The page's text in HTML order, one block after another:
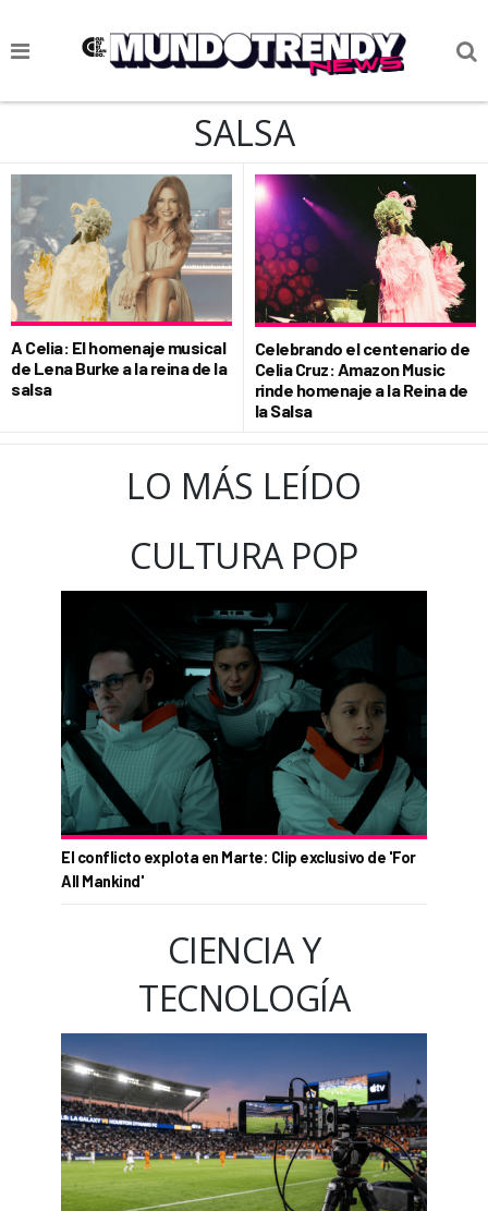
NOTICIAS
CIENCIA Y TECNOLOGÍA
VIDA
SOCIEDAD
CULTURIZANDO.COM
SALSA
A Celia: El homenaje musical
de Lena Burke a la reina de la
salsa
Celebrando el centenario de
Celia Cruz: Amazon Music
rinde homenaje a la Reina de
la Salsa
LO MÁS LEÍDO
CULTURA POP
El conflicto explota en Marte: Clip exclusivo de 'For
All Mankind'
CIENCIA Y
TECNOLOGÍA